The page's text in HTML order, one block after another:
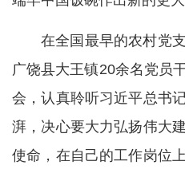
在全国最早的农村党
广饶县大王镇20余名党员
会，认真聆听习近平总书
湃，决心要大力弘扬伟大
使命，在自己的工作岗位